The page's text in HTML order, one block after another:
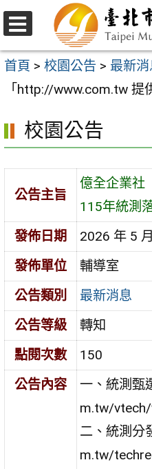
跳
至
主
容
區
選
單
首頁 > 校園公告 > 最新消
「http://www.com.tw 提
校園公告
公告主旨
億全企業社
115年統測
發佈日期
2026 年 5
發佈單位
輔導室
公告類別
最新消息
公告等級
轉知
點閱次數
150
公告內容
一、統測甄
m.tw/
二、統測分
m.tw/